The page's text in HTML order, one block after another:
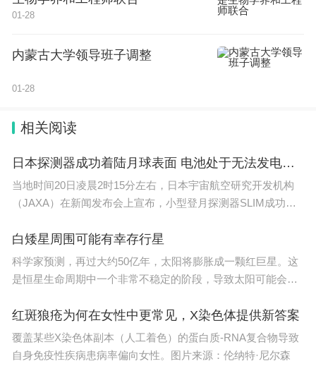
01-28
内蒙古大学领导班子调整
01-28
相关阅读
日本探测器成功着陆月球表面 电池处于无法发电状态
当地时间20日凌晨2时15分左右，日本宇宙航空研究开发机构
（JAXA）在新闻发布会上宣布，小型登月探测器SLIM成功着
白矮星周围可能有幸存行星
科学家预测，再过大约50亿年，太阳将膨胀成一颗红巨星。这
是恒星生命周期中一个非常不稳定的阶段，导致太阳可能会吞
红斑狼疮为何在女性中更常见，X染色体提供新答案
覆盖某些X染色体副本（人工着色）的蛋白质-RNA复合物导致
自身免疫性疾病患病率偏向女性。图片来源：伦纳特·尼尔森